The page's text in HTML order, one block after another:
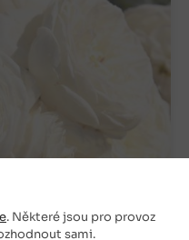
. Některé jsou pro provoz
sami.